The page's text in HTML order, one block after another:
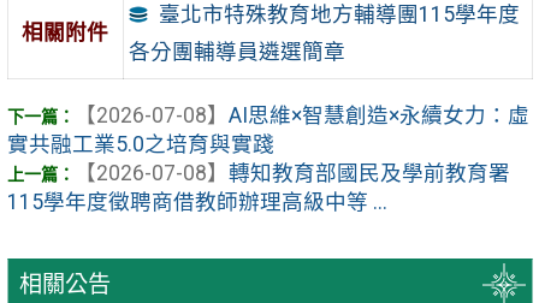
相關公告
相關附件
臺北市特殊教育地方輔導團115學年度
各分團輔導員遴選簡章
【2026-07-08】 AI思維×智慧創造×永續女力：虛
實共融工業5.0之培育與實踐
【2026-07-08】 轉知教育部國民及學前教育署
115學年度徵聘商借教師辦理高級中等 ...